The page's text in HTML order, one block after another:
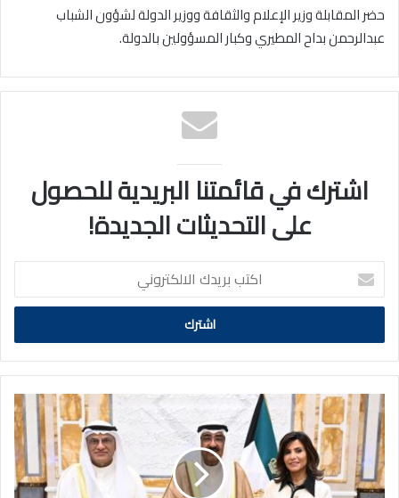
حضر المقابلة وزير الإعلام والثقافة ووزير الدولة لشؤون الشباب
عبدالرحمن بداح المطيري وكبار المسؤولين بالدولة.
اشترك في قائمتنا البريدية للحصول
على التحديثات الجديدة!
اكتب
بريدك
الالكتروني
سمو
الأمير
يستقبل
كلا
من